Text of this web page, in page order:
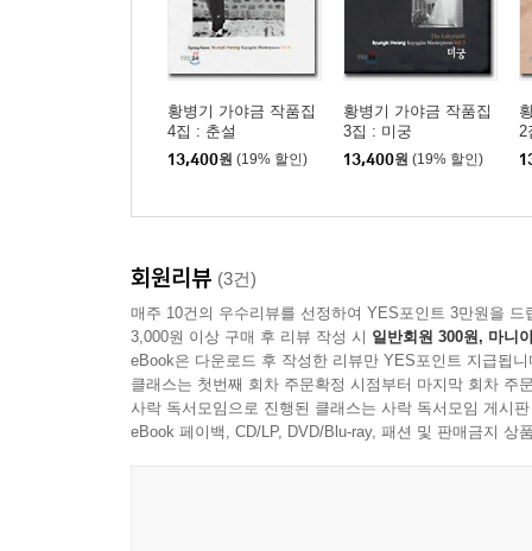
황병기 가야금 작품집
4집 : 춘설
13,400원 (19% 할인)
황병기 가야금 작품집
3집 : 미궁
13,400원 (19% 할인)
2
회원리뷰 (3건)
매주 10건의 우수리뷰를 선정하여 YES포인트 3만원을 드
3,000원 이상 구매 후 리뷰 작성 시 일반회원 300원, 마니
eBook은 다운로드 후 작성한 리뷰만 YES포인트 지급됩니
클래스는 첫번째 회차 주문확정 시점부터 마지막 회차 주
사락 독서모임으로 진행된 클래스는 사락 독서모임 게시
eBook 페이백, CD/LP, DVD/Blu-ray, 패션 및 판매금지 상